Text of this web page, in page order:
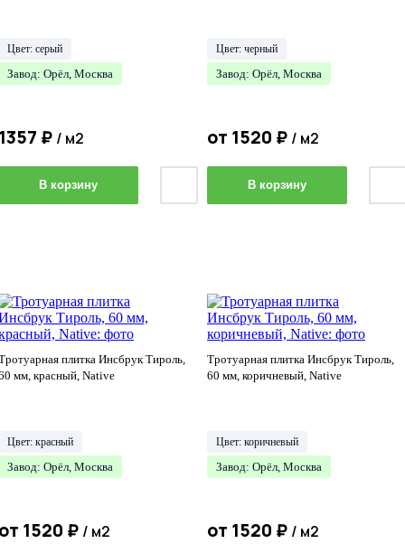
Цвет: серый
Завод: Орёл, Москва
₽ / м2
В корзину
Цвет: черный
Завод: Орёл, Москва
от 1520 ₽ / м2
В корзину
плитка Инсбрук Тироль,
мм, красный, Native
Цвет: красный
Завод: Орёл, Москва
1520 ₽ / м2
Тротуарная плитка Инсбрук Тироль,
60 мм, коричневый, Native
Цвет: коричневый
Завод: Орёл, Москва
от 1520 ₽ / м2